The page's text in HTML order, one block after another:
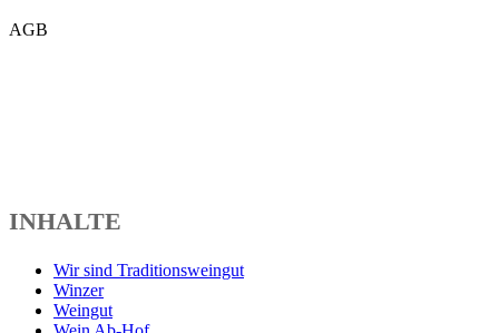
AGB
INHALTE
Wir sind Traditionsweingut
Winzer
Weingut